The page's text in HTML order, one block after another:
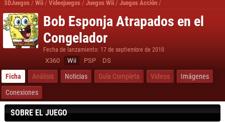
3DJuegos / Wii / Videojuegos / Juegos Wii / Juegos Acción /
Bob Esponja Atrapados en el
Congelador
Fecha de lanzamiento: 17 de septiembre de 2010
X360 Wii PSP DS
Ficha Análisis Noticias Guía Completa Videos
Imágenes
Conexiones
SOBRE EL JUEGO